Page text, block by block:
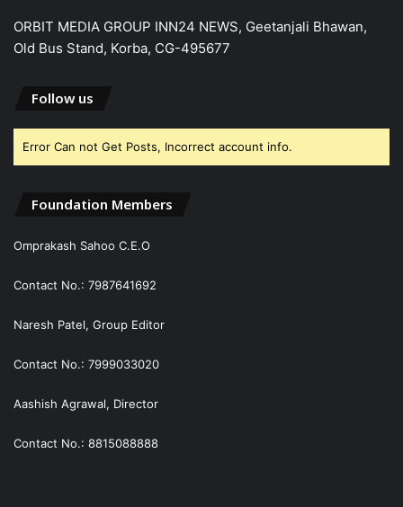
ORBIT MEDIA GROUP INN24 NEWS, Geetanjali Bhawan,
Old Bus Stand, Korba, CG-495677
Follow us
Error Can not Get Posts, Incorrect account info.
Foundation Members
Omprakash Sahoo C.E.O
Contact No.: 7987641692
Naresh Patel, Group Editor
Contact No.: 7999033020
Aashish Agrawal, Director
Contact No.: 8815088888